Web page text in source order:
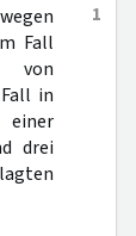
1
Fall
von
in
drei